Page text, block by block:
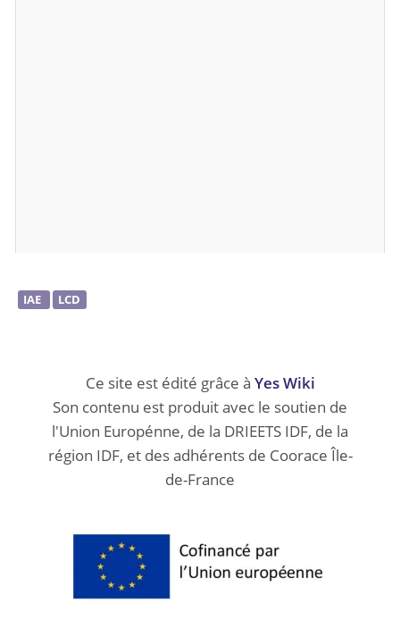
Download PDF
IAE LCD
Ce site est édité grâce à Yes Wiki
Son contenu est produit avec le soutien de
l'Union Europénne, de la DRIEETS IDF, de la
région IDF, et des adhérents de Coorace Île-
de-France